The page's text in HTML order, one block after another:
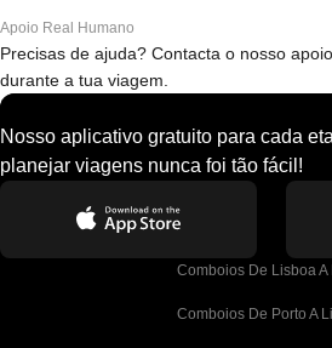
Apoio Real Humano
Precisas de ajuda? Contacta o nosso
durante a tua viagem.
Nosso aplicativo gratuito para cada
planejar viagens nunca foi tão fácil!
Comboios De Lisboa A
Comboios De Porto A